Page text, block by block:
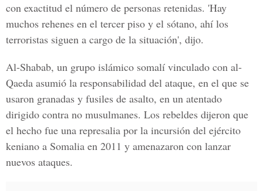
con exactitud el número de personas retenidas. 'Hay
muchos rehenes en el tercer piso y el sótano, ahí los
terroristas siguen a cargo de la situación', dijo.
Al-Shabab, un grupo islámico somalí vinculado con al-
Qaeda asumió la responsabilidad del ataque, en el que se
usaron granadas y fusiles de asalto, en un atentado
dirigido contra no musulmanes. Los rebeldes dijeron que
el hecho fue una represalia por la incursión del ejército
keniano a Somalia en 2011 y amenazaron con lanzar
nuevos ataques.